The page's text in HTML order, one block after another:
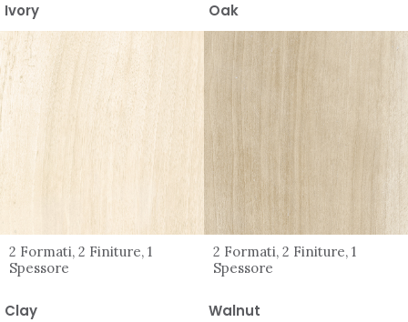
Ivory
2 Formati, 2 Finiture, 1
Spessore
Oak
2 Formati, 2 Finiture, 1
Spessore
Clay Walnut